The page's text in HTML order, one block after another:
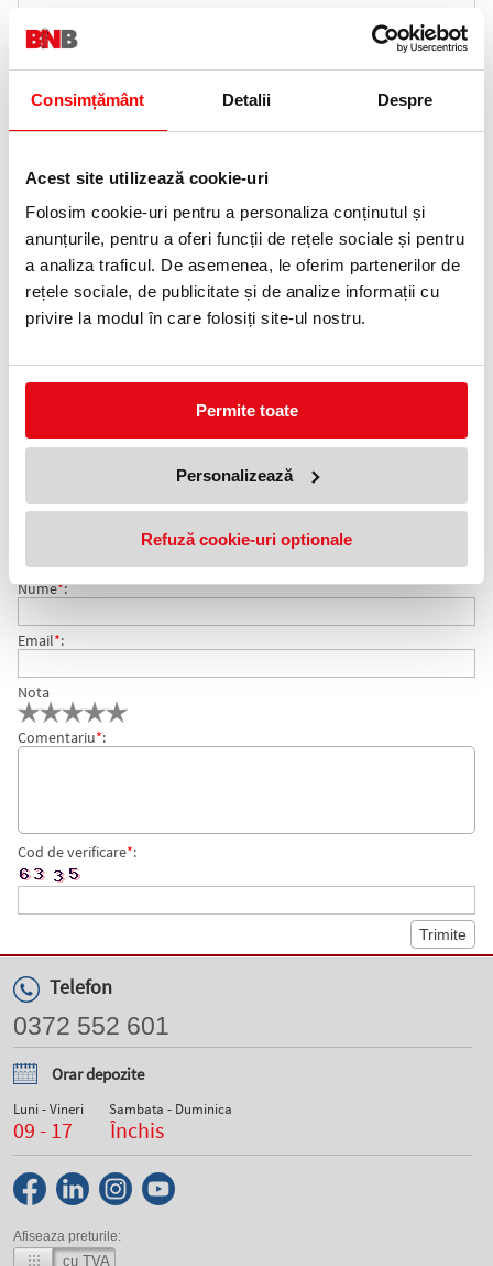
Consimțământ Detalii Despre
Acest site utilizează cookie-uri
Folosim cookie-uri pentru a personaliza conținutul și
anunțurile, pentru a oferi funcții de rețele sociale și pentru
a analiza traficul. De asemenea, le oferim partenerilor de
rețele sociale, de publicitate și de analize informații cu
privire la modul în care folosiți site-ul nostru.
Permite toate
Personalizează
Refuză cookie-uri optionale
In stoc
Informatii livrare
Telefon:
Ambalare: 12 buc/cutie.
Clipsuri metalice, ideale pentru depozitarea si organizarea
documentelor.
COMENTARII CLIPSURI METALICE 41 MM 12 BUC/CUTIE
Nu exista comentarii. Fii primul care comenteaza acest produs!
Adresa de e-mail ramane confidentiala si nu va fi afisata pe site.
Nume*:
Email*:
Nota
Comentariu*:
Cod de verificare*:
Telefon
0372 552 601
Orar depozite
Luni - Vineri
09 - 17
Sambata - Duminica
Închis
Afiseaza preturile:
cu TVA